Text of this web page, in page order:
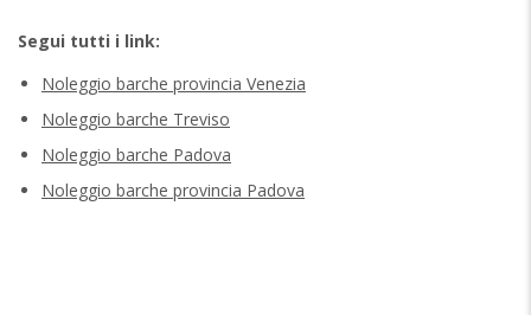
Segui tutti i link:
Noleggio barche provincia Venezia
Noleggio barche Treviso
Noleggio barche Padova
Noleggio barche provincia Padova